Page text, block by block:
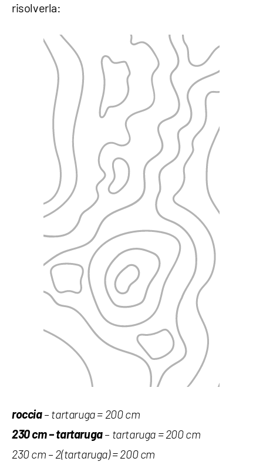
risolverla:
roccia– tartaruga = 200 cm
230 cm – tartaruga– tartaruga = 200 cm
230 cm – 2(tartaruga) = 200 cm